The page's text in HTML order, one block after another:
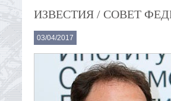
ИЗВЕСТИЯ / СОВЕТ
03/04/2017